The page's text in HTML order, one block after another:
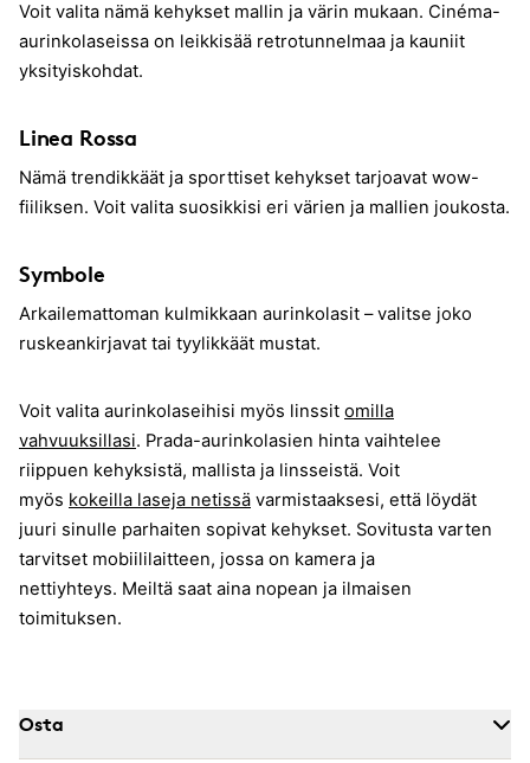
Voit valita nämä kehykset mallin ja värin mukaan. Cinéma-
aurinkolaseissa on leikkisää retrotunnelmaa ja kauniit
yksityiskohdat.
Linea Rossa
Nämä trendikkäät ja sporttiset kehykset tarjoavat wow-
fiiliksen. Voit valita suosikkisi eri värien ja mallien joukosta.
Symbole
Arkailemattoman kulmikkaan aurinkolasit – valitse joko
ruskeankirjavat tai tyylikkäät mustat.
Voit valita aurinkolaseihisi myös linssit omilla
vahvuuksillasi. Prada-aurinkolasien hinta vaihtelee
riippuen kehyksistä, mallista ja linsseistä. Voit
myös kokeilla laseja netissä varmistaaksesi, että löydät
juuri sinulle parhaiten sopivat kehykset. Sovitusta varten
tarvitset mobiililaitteen, jossa on kamera ja
nettiyhteys. Meiltä saat aina nopean ja ilmaisen
toimituksen.
Osta